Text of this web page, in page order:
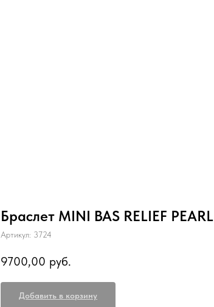
Браслет MINI BAS RELIEF PEARL
Артикул: 3724
9700,00 руб.
Добавить в корзину